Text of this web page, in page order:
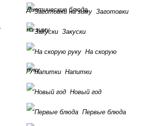
Диетические блюда Заготовки
на зиму Закуски
На скорую
руку Напитки
Новый год
Первые блюда